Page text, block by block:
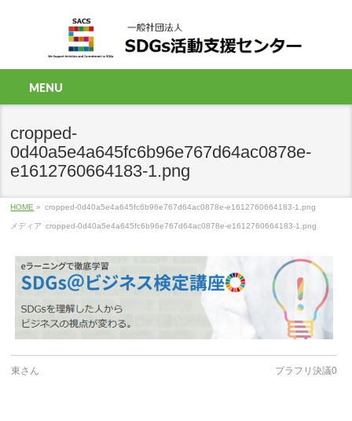
MENU
cropped-
0d40a5e4a645fc6b96e767d64ac0878e-
e1612760664183-1.png
HOME » cropped-0d40a5e4a645fc6b96e767d64ac0878e-e1612760664183-1.png
メディア cropped-0d40a5e4a645fc6b96e767d64ac0878e-e1612760664183-1.png
東さん プラフリ決議0